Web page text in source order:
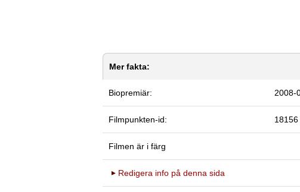
Mer fakta:
Biopremiär: 2008-
Filmpunkten-id: 18156
Filmen är i färg
Redigera info på denna sida